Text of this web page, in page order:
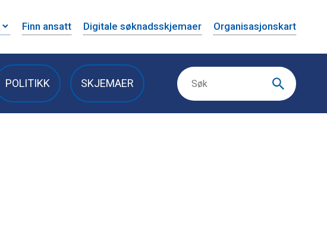
Finn ansatt Digitale søknadsskjemaer Organisasjonskart
POLITIKK SKJEMAER